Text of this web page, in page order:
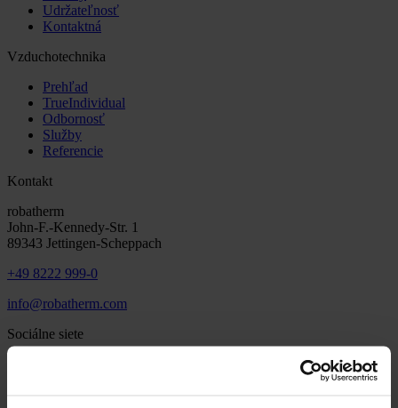
Udržateľnosť
Kontaktná
Vzduchotechnika
Prehľad
TrueIndividual
Odbornosť
Služby
Referencie
Kontakt
robatherm
John-F.-Kennedy-Str. 1
89343 Jettingen-Scheppach
+49 8222 999-0
info@robatherm.com
Sociálne siete
Sledujte nás na sociálnych sietiach a vždy buďte informovaní o